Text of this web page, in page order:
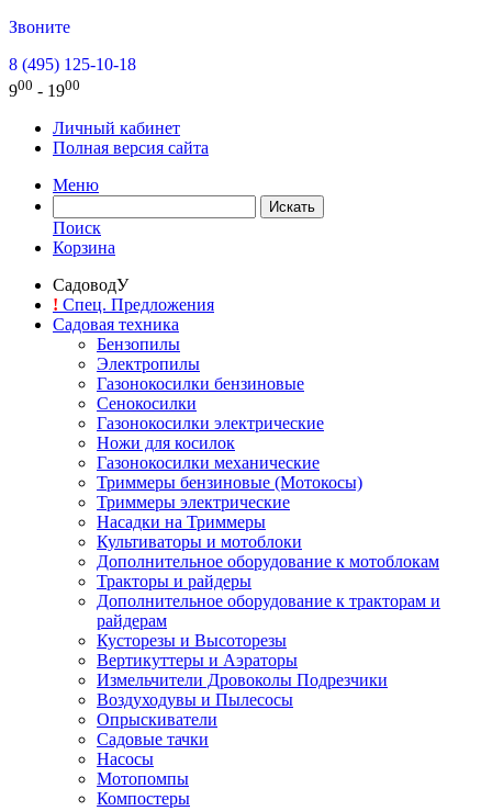
Звоните
8 (495) 125-10-18
900 - 1900
Личный кабинет
Полная версия сайта
Меню
Поиск
Корзина
СадоводУ
! Спец. Предложения
Садовая техника
Бензопилы
Электропилы
Газонокосилки бензиновые
Сенокосилки
Газонокосилки электрические
Ножи для косилок
Газонокосилки механические
Триммеры бензиновые (Мотокосы)
Триммеры электрические
Насадки на Триммеры
Культиваторы и мотоблоки
Дополнительное оборудование к мотоблокам
Тракторы и райдеры
Дополнительное оборудование к тракторам и
райдерам
Кусторезы и Высоторезы
Вертикуттеры и Аэраторы
Измельчители Дровоколы Подрезчики
Воздуходувы и Пылесосы
Опрыскиватели
Садовые тачки
Насосы
Мотопомпы
Компостеры